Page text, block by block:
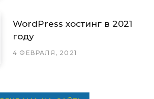
WordPress хостинг в 2021
году
4 ФЕВРАЛЯ, 2021